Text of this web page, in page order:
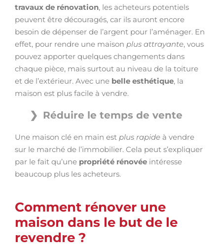
travaux de rénovation, les acheteurs potentiels
peuvent être découragés, car ils auront encore
besoin de dépenser de l’argent pour l’aménager. En
effet, pour rendre une maison plus attrayante, vous
pouvez apporter quelques changements dans
chaque pièce, mais surtout au niveau de la toiture
et de l’extérieur. Avec une belle esthétique, la
maison est plus facile à vendre.
Réduire le temps de vente
Une maison clé en main est plus rapide à vendre
sur le marché de l’immobilier. Cela peut s’expliquer
par le fait qu’une propriété rénovée intéresse
beaucoup plus les acheteurs.
Comment rénover une
maison dans le but de le
revendre ?